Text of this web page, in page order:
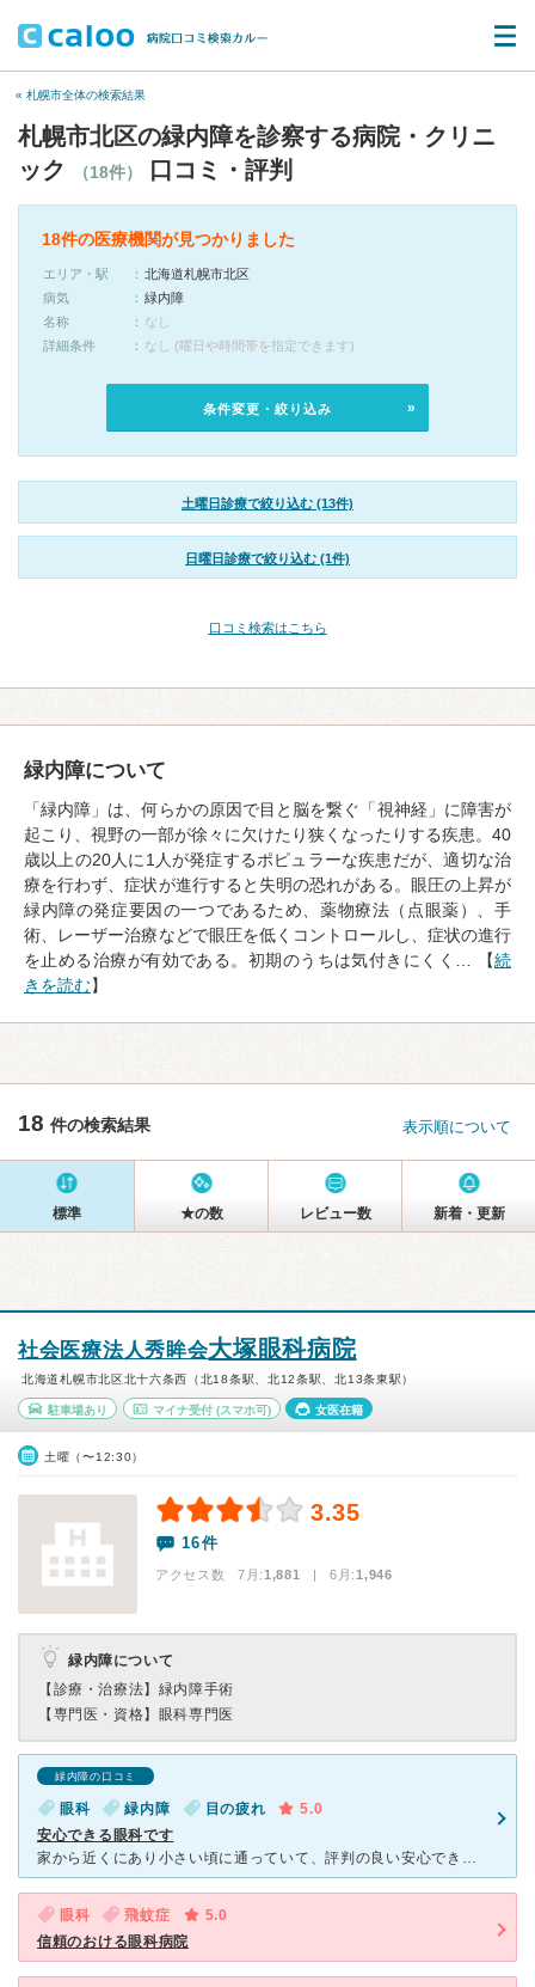
« 札幌市全体の検索結果
札幌市北区の緑内障を診察する病院・クリニ
ック
（18件） 口コミ・評判
18件の医療機関が見つかりました
エリア・駅
北海道札幌市北区
病気
緑内障
名称
なし
詳細条件
なし (曜日や時間帯を指定できます)
条件変更・絞り込み
土曜日診療で絞り込む (13件)
日曜日診療で絞り込む (1件)
口コミ検索はこちら
緑内障について
「緑内障」は、何らかの原因で目と脳を繋ぐ「視神経」に障害が
起こり、視野の一部が徐々に欠けたり狭くなったりする疾患。40
歳以上の20人に1人が発症するポピュラーな疾患だが、適切な治
療を行わず、症状が進行すると失明の恐れがある。眼圧の上昇が
緑内障の発症要因の一つであるため、薬物療法（点眼薬）、手
術、レーザー治療などで眼圧を低くコントロールし、症状の進行
を止める治療が有効である。初期のうちは気付きにくく… 【続
きを読む】
18 件の検索結果 表示順について
標準 ★の数 レビュー数 新着・更新
社会医療法人秀眸会大塚眼科病院
北海道札幌市北区北十六条西（北18条駅、北12条駅、北13条東駅）
駐車場あり マイナ受付(スマホ可) 女医在籍
土曜（〜12:30）
3.35
16件
アクセス数 7月:1,881 | 6月:1,946
緑内障について
【診療・治療法】 緑内障手術
【専門医・資格】 眼科専門医
緑内障の口コミ
眼科 緑内障 目の疲れ
5.0
安心できる眼科です
家から近くにあり小さい頃に通っていて、評判の良い安心できる眼科なので受診しています。いつも混んでいるので、多少待ち時間があります。院内は待合室や検査室も広く、診察室もたくさんあります。 今回はコンタ
眼科 飛蚊症
5.0
信頼のおける眼科病院